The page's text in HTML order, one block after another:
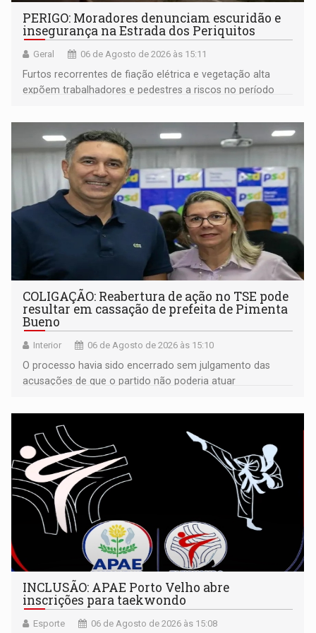
PERIGO: Moradores denunciam escuridão e
insegurança na Estrada dos Periquitos
Geral 06 de Agosto de 2026 às 15:11
Furtos recorrentes de fiação elétrica e vegetação alta
expõem trabalhadores e pedestres a riscos no período
COLIGAÇÃO: Reabertura de ação no TSE pode
resultar em cassação de prefeita de Pimenta
Bueno
Interior 06 de Agosto de 2026 às 15:10
O processo havia sido encerrado sem julgamento das
acusações de que o partido não poderia atuar
INCLUSÃO: APAE Porto Velho abre
inscrições para taekwondo
Esporte 06 de Agosto de 2026 às 15:08